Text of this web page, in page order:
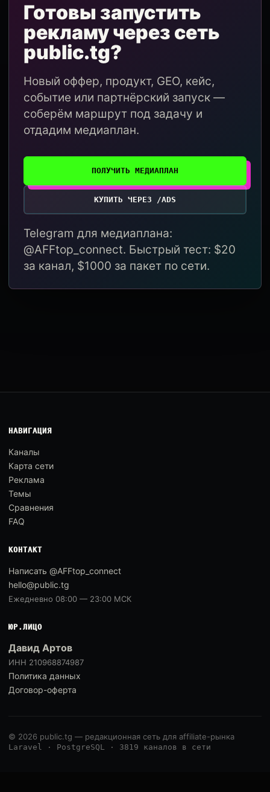
Готовы запустить
рекламу через сеть
public.tg?
Новый оффер, продукт, GEO, кейс,
событие или партнёрский запуск —
соберём маршрут под задачу и
отдадим медиаплан.
ПОЛУЧИТЬ МЕДИАПЛАН
КУПИТЬ ЧЕРЕЗ /ADS
Telegram для медиаплана:
@AFFtop_connect. Быстрый тест: $20
за канал, $1000 за пакет по сети.
НАВИГАЦИЯ
Каналы
Карта сети
Реклама
Темы
Сравнения
FAQ
КОНТАКТ
Написать @AFFtop_connect
hello@public.tg
Ежедневно 08:00 — 23:00 МСК
ЮР.ЛИЦО
Давид Артов
ИНН 210968874987
Политика данных
Договор-оферта
© 2026 public.tg — редакционная сеть для affiliate-рынка
Laravel · PostgreSQL · 3819 каналов в сети